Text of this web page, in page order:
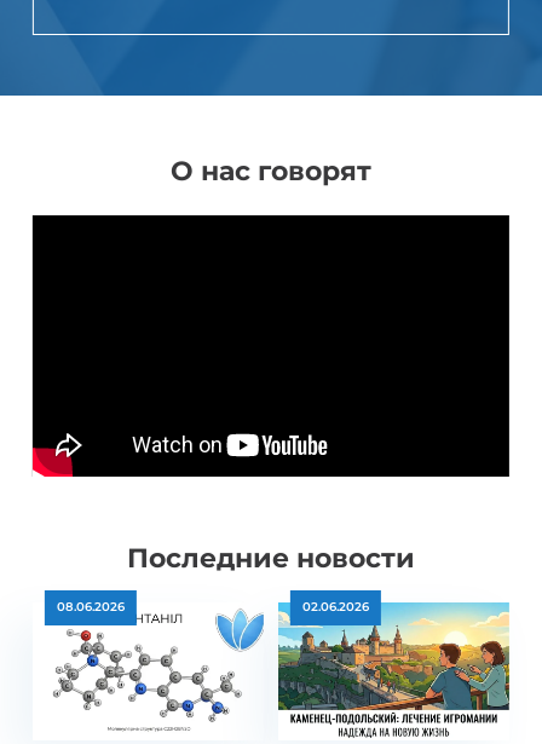
О нас говорят
Последние новости
08.06.2026 02.06.2026